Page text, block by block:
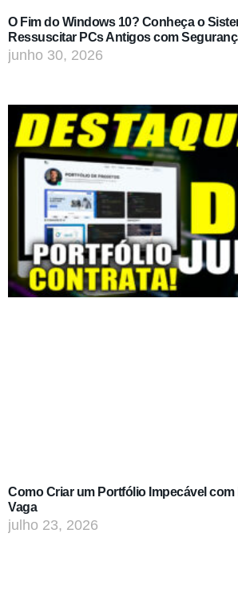
O Fim do Windows 10? Conheça o
Ressuscitar PCs Antigos com
junho 30, 2026
Como Criar um Portfólio Impecável com
Vaga
julho 23, 2026